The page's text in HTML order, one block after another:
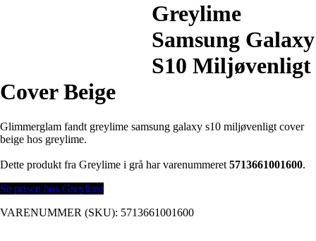
Greylime
Samsung Galaxy
S10 Miljøvenligt
Cover Beige
Glimmerglam fandt greylime samsung galaxy s10 miljøvenligt cover
beige hos greylime.
Dette produkt fra Greylime i grå har varenummeret 5713661001600.
Se prisen hos Greylime
VARENUMMER (SKU): 5713661001600